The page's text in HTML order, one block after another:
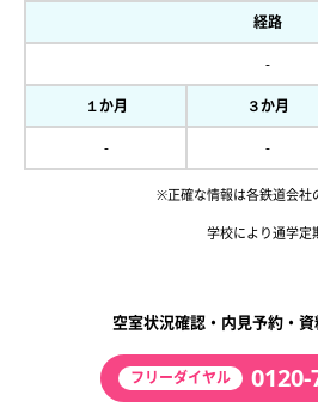
経路
-
１か月 ３か月
- -
※正確な情報は各鉄道会社
学校により通学定
空室状況確認・内見予約・
フリーダイヤル 0120-